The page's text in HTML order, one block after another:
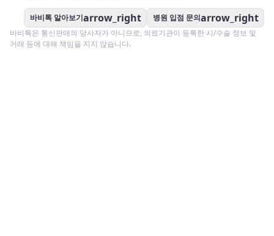
바비톡 알아보기arrow_right 병원 입점 문의arrow_right
바비톡은 통신판매의 당사자가 아니므로, 의료기관이 등록한 시/수술 정보 및
거래 등에 대해 책임을 지지 않습니다.